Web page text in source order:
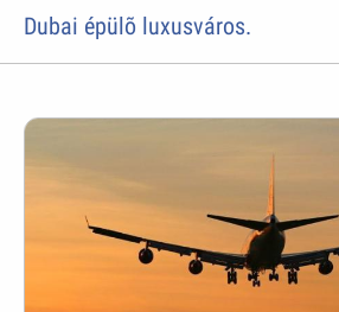
Dubai épülõ luxusváros.